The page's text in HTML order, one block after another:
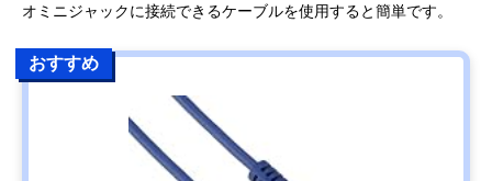
オミニジャックに接続できるケーブルを使用すると簡単です。
おすすめ